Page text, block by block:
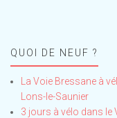
QUOI DE NEUF ?
La Voie Bressane à
Lons-le-Saunier
3 jours à vélo dans le